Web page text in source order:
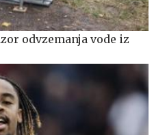
odvzemanja vode iz